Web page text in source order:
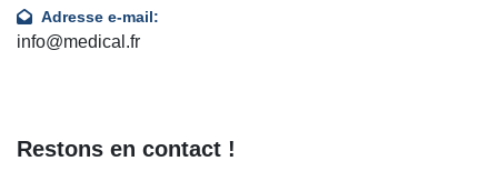
une comparaison in vitro des appareils chauffants,
le Caleo s’est avéré chauffer plus vite et mieux
L’humidité à l’intérieur de l’incubateur est
Adresse e-mail:
info@medical.fr
Restons en contact !